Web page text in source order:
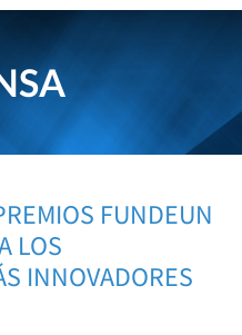
FUNDEUN
LOS
INNOVADORES